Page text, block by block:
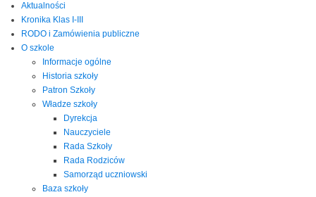
Aktualności
Kronika Klas I-III
RODO i Zamówienia publiczne
O szkole
Informacje ogólne
Historia szkoły
Patron Szkoły
Władze szkoły
Dyrekcja
Nauczyciele
Rada Szkoły
Rada Rodziców
Samorząd uczniowski
Baza szkoły